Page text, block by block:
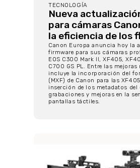
TECNOLOGÍA
Nueva
para cámaras
la eficiencia de los
Canon Europa anuncia hoy la
firmware para sus cámaras
EOS C300 Mark II, XF405,
C700 GS PL. Entre las
incluye la incorporación del
(MXF) de Canon para las
inserción de los metadatos del
grabaciones y mejoras en la
pantallas táctiles.